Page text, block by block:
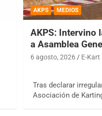
AKPS MEDIOS
AKPS: Intervino
a Asamblea
6 agosto, 2026 E-Kart
Tras declarar
Asociación de